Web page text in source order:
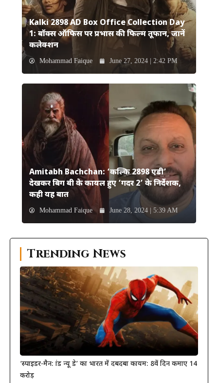
Kalki 2898 AD Box Office Collection Day
1: बॉक्स ऑफिस पर प्रभास की फिल्म तूफान, जानें
कलेक्शन
Mohammad Faique June 27, 2024 | 2:42 PM
Amitabh Bachchan: ‘कल्कि 2898 एडी’
देखकर बिग बी के कायल हुए ‘गदर 2’ के निर्देशक,
कही यह बात
Mohammad Faique June 28, 2024 | 5:39 AM
Trending News
‘स्पाइडर-मैन: ब्रांड न्यू डे’ का भारत में दबदबा कायम: 8वें दिन कमाए 14
करोड़